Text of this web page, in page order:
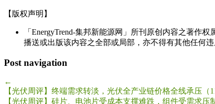
【版权声明】
「EnergyTrend-集邦新能源网」所刊原创内容之著作
播送或出版该内容之全部或局部，亦不得有其他任何违
Post navigation
←
【光伏周评】终端需求转淡，光伏全产业链价格全线承压（
【光伏周评】硅片、电池片受成本支撑难跌，组件受需求压